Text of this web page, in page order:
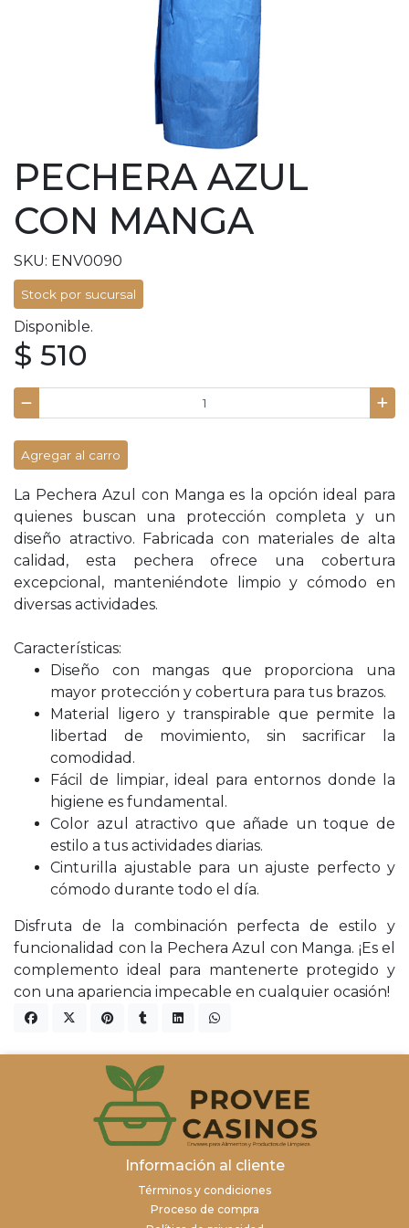
PECHERA AZUL
CON MANGA
SKU: ENV0090
Stock por sucursal
Disponible.
$ 510
Agregar al carro
La Pechera Azul con Manga es la opción ideal para
quienes buscan una protección completa y un
diseño atractivo. Fabricada con materiales de alta
calidad, esta pechera ofrece una cobertura
excepcional, manteniéndote limpio y cómodo en
diversas actividades.
Características:
Diseño con mangas que proporciona una
mayor protección y cobertura para tus brazos.
Material ligero y transpirable que permite la
libertad de movimiento, sin sacrificar la
comodidad.
Fácil de limpiar, ideal para entornos donde la
higiene es fundamental.
Color azul atractivo que añade un toque de
estilo a tus actividades diarias.
Cinturilla ajustable para un ajuste perfecto y
cómodo durante todo el día.
Disfruta de la combinación perfecta de estilo y
funcionalidad con la Pechera Azul con Manga. ¡Es el
complemento ideal para mantenerte protegido y
con una apariencia impecable en cualquier ocasión!
Información al cliente
Términos y condiciones
Proceso de compra